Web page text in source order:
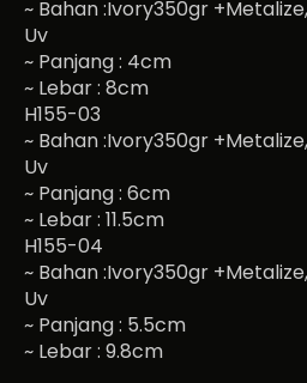
~ Bahan :Ivory350gr
Uv
~ Panjang : 4cm
~ Lebar : 8cm
H155-03
~ Bahan :Ivory350gr
Uv
~ Panjang : 6cm
~ Lebar : 11.5cm
H155-04
~ Bahan :Ivory350gr
Uv
~ Panjang : 5.5cm
~ Lebar : 9.8cm